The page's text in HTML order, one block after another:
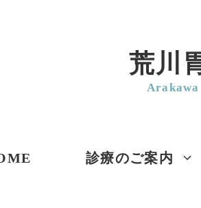
荒川
診療のご案内